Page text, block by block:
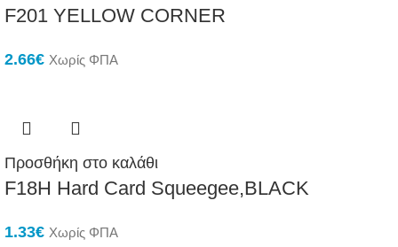
F201 YELLOW CORNER
2.66€ Χωρίς ΦΠΑ
Προσθήκη στο καλάθι
F18H Hard Card Squeegee,BLACK
1.33€ Χωρίς ΦΠΑ